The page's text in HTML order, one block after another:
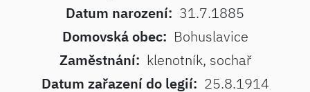
Datum narození: 31.7.1885
Domovská obec: Bohuslavice
Zaměstnání: klenotník, sochař
Datum zařazení do legií: 25.8.1914